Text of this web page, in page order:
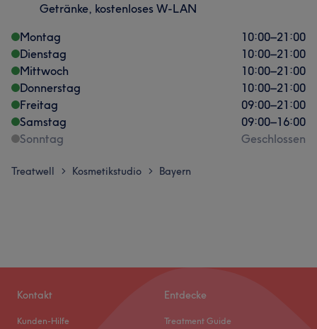
Getränke, kostenloses W-LAN
Montag
10:00–21:00
Dienstag
10:00–21:00
Mittwoch
10:00–21:00
Donnerstag
10:00–21:00
Freitag
09:00–21:00
Samstag
09:00–16:00
Sonntag
Geschlossen
Treatwell > Kosmetikstudio > Bayern
Kontakt
Kunden-Hilfe
Entdecke
Treatment Guide